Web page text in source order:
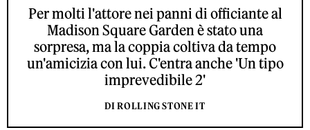
Per molti l'attore nei panni di officiante al
Madison Square Garden è stato una
sorpresa, ma la coppia coltiva da tempo
un'amicizia con lui. C'entra anche 'Un tipo
imprevedibile 2'
DI ROLLING STONE IT